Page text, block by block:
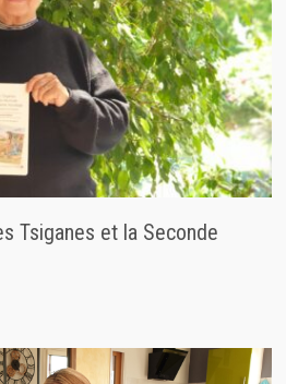
Tsiganes et la Seconde